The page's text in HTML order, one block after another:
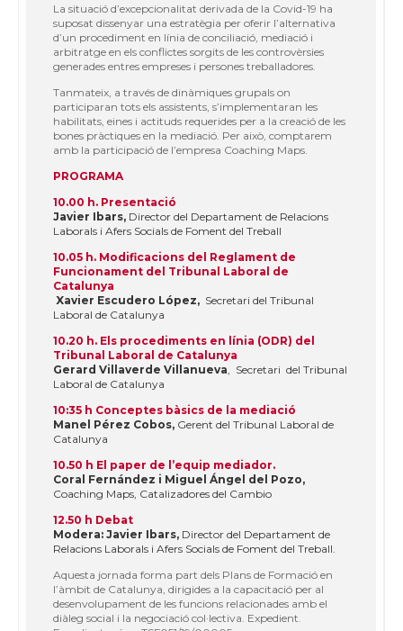
La situació d’excepcionalitat derivada de la Covid-19 ha
suposat dissenyar una estratègia per oferir l’alternativa
d’un procediment en línia de conciliació, mediació i
arbitratge en els conflictes sorgits de les controvèrsies
generades entres empreses i persones treballadores.
Tanmateix, a través de dinàmiques grupals on
participaran tots els assistents, s’implementaran les
habilitats, eines i actituds requerides per a la creació de les
bones pràctiques en la mediació. Per això, comptarem
amb la participació de l’empresa Coaching Maps.
PROGRAMA
10.00 h. Presentació
Javier Ibars, Director del Departament de Relacions
Laborals i Afers Socials de Foment del Treball
10.05 h. Modificacions del Reglament de
Funcionament del Tribunal Laboral de
Catalunya
Xavier Escudero López, Secretari del Tribunal
Laboral de Catalunya
10.20 h. Els procediments en línia (ODR) del
Tribunal Laboral de Catalunya
Gerard Villaverde Villanueva , Secretari del Tribunal
Laboral de Catalunya
10:35 h Conceptes bàsics de la mediació
Manel Pérez Cobos, Gerent del Tribunal Laboral de
Catalunya
10.50 h El paper de l’equip mediador.
Coral Fernández i Miguel Ángel del Pozo,
Coaching Maps, Catalizadores del Cambio
12.50 h Debat
Modera: Javier Ibars, Director del Departament de
Relacions Laborals i Afers Socials de Foment del Treball.
Aquesta jornada forma part dels Plans de Formació en
l’àmbit de Catalunya, dirigides a la capacitació per al
desenvolupament de les funcions relacionades amb el
diàleg social i la negociació col·lectiva. Expedient.